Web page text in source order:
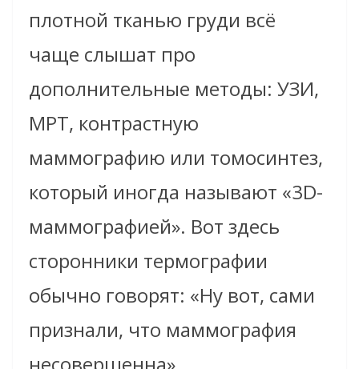
плотной тканью груди всё
чаще слышат про
дополнительные методы: УЗИ,
МРТ, контрастную
маммографию или томосинтез,
который иногда называют «3D-
маммографией». Вот здесь
сторонники термографии
обычно говорят: «Ну вот, сами
признали, что маммография